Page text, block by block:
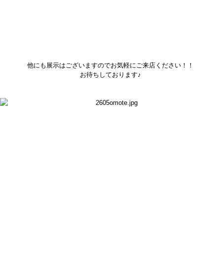
他にも展示はございますのでお気軽にご来店ください！！
お待ちしております♪